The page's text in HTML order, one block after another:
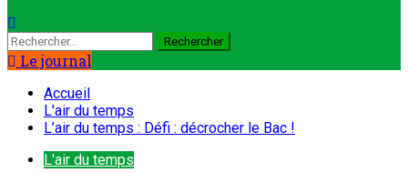
Le journal
Accueil
L'air du temps
L’air du temps : Défi : décrocher le Bac !
L'air du temps